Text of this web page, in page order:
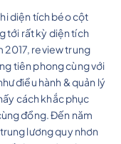
diện tích béo cột
tới rất kỳ diện tích
2017, review trung
tiên phong cùng với
điều hành & quản lý
cách khắc phục
đồng. Đến năm
lương quy nhơn